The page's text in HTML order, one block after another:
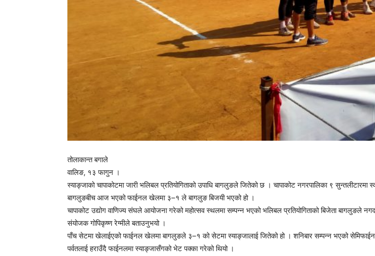
तोलाकान्त बगाले
वालिङ, १३ फागुन ।
स्याङ्जाको चापाकोटमा जारी भलिबल प्रतियोगिताको उपाधि बागलुङले जितेको छ । चापाकोट नगरपालिका ९ सुन्तलीटारमा
बागलुङबीच आज भएको फाईनल खेलमा ३–१ ले बागलुङ बिजयी भएको हो ।
चापाकोट उद्योग वाणिज्य संघले आयोजना गरेको महोत्सव स्थलमा सम्पन्न भएको भलिबल प्रतियोगिताको बिजेता
संयोजक गोपिकृष्ण रेग्मीले बताउनुभयो ।
पाँच सेटमा खेलाईएको फाईनल खेलमा बागलुङले ३–१ को सेटमा स्याङ्जालाई जितेको हो । शनिबार सम्पन्न भएको
पर्वतलाई हराउँदै फाईनलमा स्याङ्जासँगको भेट पक्का गरेको थियो ।